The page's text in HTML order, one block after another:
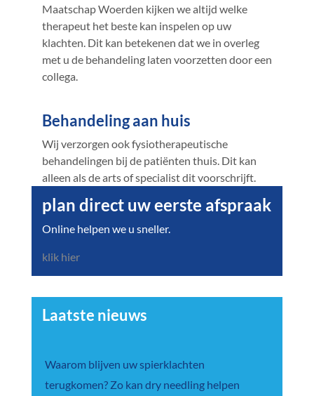
Maatschap Woerden kijken we altijd welke
therapeut het beste kan inspelen op uw
klachten. Dit kan betekenen dat we in overleg
met u de behandeling laten voorzetten door een
collega.
Behandeling aan huis
Wij verzorgen ook fysiotherapeutische
behandelingen bij de patiënten thuis. Dit kan
alleen als de arts of specialist dit voorschrijft.
plan direct uw eerste afspraak
Online helpen we u sneller.
klik hier
Laatste nieuws
Waarom blijven uw spierklachten
terugkomen? Zo kan dry needling helpen